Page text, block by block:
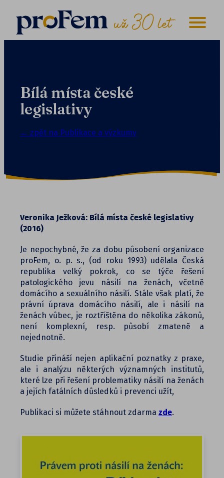
Bílá místa české
legislativy
← zpět na Publikace a výzkumy
Veronika Ježková: Bílá místa české legislativy
(2016)
Je nepochybné, že za dobu působení organizace
proFem, o. p. s., (od roku 1993) udělala Česká
republika velký pokrok, co se týče řešení
patologického jevu násilí na ženách, včetně
domácího a sexuálního násilí. Stále však platí, že
právní úprava domácího násilí, ale i násilí na
ženách vůbec, je roztříštěna do několika zákonů,
není komplexní, resp. působí zmateně a
nejednotně.
Studie přináší nejen aplikační poznatky z praxe,
ale i analýzu některých významných institutů,
které lze při řešení problematiky násilí na ženách
a jejích fatálních důsledků i prevenci užít,
Publikaci si můžete stáhnout zdarma zde.